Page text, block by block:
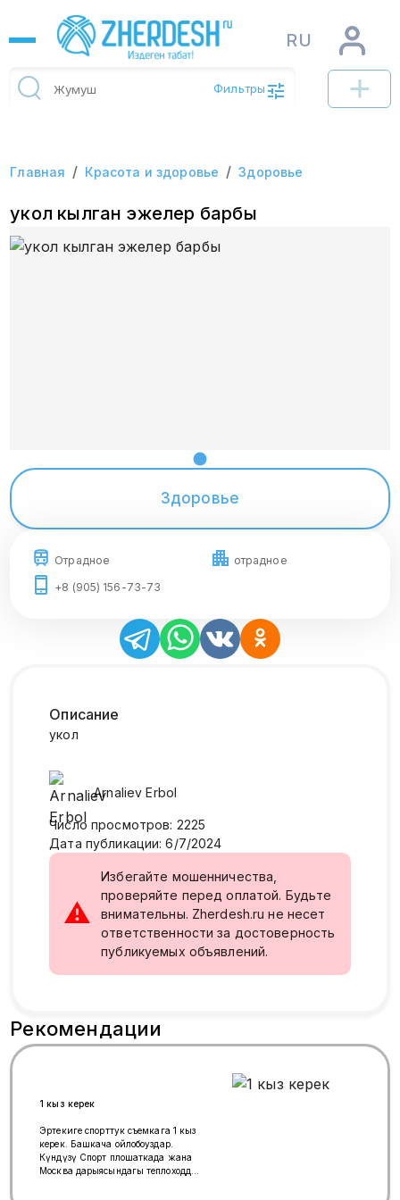
RU
Фильтры
Главная / Красота и здоровье / Здоровье
укол кылган эжелер барбы
Здоровье
Отрадное
отрадное
+8 (905) 156-73-73
Описание
укол
Arnaliev Erbol
Число просмотров: 2225
Дата публикации: 6/7/2024
⚠
Избегайте мошенничества,
проверяйте перед оплатой. Будьте
внимательны. Zherdesh.ru не несет
ответственности за достоверность
публикуемых объявлений.
Рекомендации
1 кыз керек
Эртеңкиге спорттук съемкага 1 кыз
керек. Башкача ойлобоңуздар.
Күндүзү Спорт плошаткада жана
Москва дарыясындагы теплоходдо